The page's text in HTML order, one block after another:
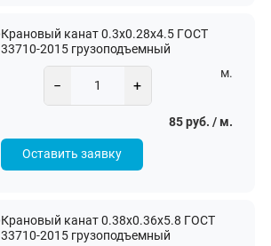
Крановый канат 0.3х0.28х4.5 ГОСТ
33710-2015 грузоподъемный
− +
м.
85 руб. / м.
Оставить заявку
Крановый канат 0.38х0.36х5.8 ГОСТ
33710-2015 грузоподъемный